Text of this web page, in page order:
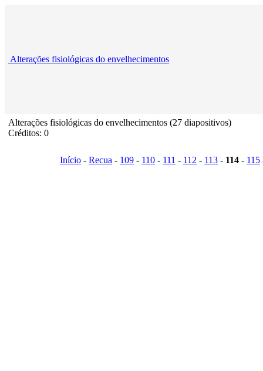
Alterações fisiológicas do envelhecimentos
Alterações fisiológicas do envelhecimentos (27 diapositivos)
Créditos: 0
Início - Recua - 109 - 110 - 111 - 112 - 113 - 114 - 115